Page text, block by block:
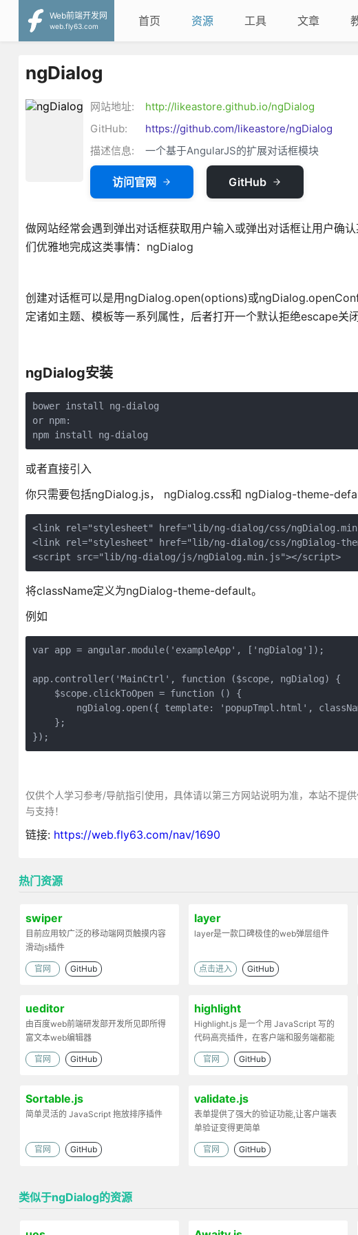
Web前端开发网
web.fly63.com
首页 资源 工具 文章
ngDialog
网站地址:
http://likeastore.github.io/ngDialog
GitHub:
https://github.com/likeastore/ngDialog
描述信息:
一个基于AngularJS的扩展对话框模块
访问官网 GitHub
做网站经常会遇到弹出对话框获取用户输入或弹出对话框让用户确
们优雅地完成这类事情：ngDialog
创建对话框可以是用ngDialog.open(options)或
定诸如主题、模板等一系列属性，后者打开一个默认拒绝escape
ngDialog安装
bower install ng-dialog
or npm:
npm install ng-dialog
或者直接引入
你只需要包括ngDialog.js， ngDialog.css和 ngDialog-theme-
<link rel="stylesheet" href="lib/ng-dialog/css/
<link rel="stylesheet" href="lib/ng-dialog/css/ngDialog-
<script src="lib/ng-dialog/js/ngDialog.min.js"></script>
将className定义为ngDialog-theme-default。
例如
var app = angular.module('exampleApp', ['ngDialog']);
app.controller('MainCtrl', function ($scope, ngDialog) {
    $scope.clickToOpen = function () {
ngDialog.open({ template: 'popupTmpl.html',
    };
});
仅供个人学习参考/导航指引使用，具体请以第三方网站说明为准，本站不提
与支持！
链接: https://web.fly63.com/nav/1690
热门资源
swiper
目前应用较广泛的移动端网页触摸内容
滑动js插件
官网 GitHub
layer
layer是一款口碑极佳的web弹层组件
点击进入 GitHub
ueditor
由百度web前端研发部开发所见即所得
富文本web编辑器
官网 GitHub
highlight
Highlight.js 是一个用 JavaScript 写的
代码高亮插件，在客户端和服务端都能
工作。
官网 GitHub
Sortable.js
简单灵活的 JavaScript 拖放排序插件
官网 GitHub
validate.js
表单提供了强大的验证功能,让客户端表
单验证变得更简单
官网 GitHub
类似于ngDialog的资源